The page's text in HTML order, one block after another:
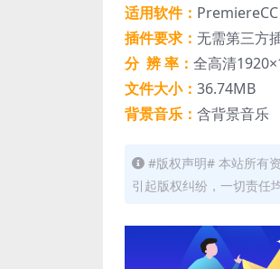
适用软件：
插件要求： 无需第三方
分 辨 率： 全高清
文件大小： 36.74MB
背景音乐： 含背景音乐
#版权声明# 本站所有
引起版权纠纷，一切责任